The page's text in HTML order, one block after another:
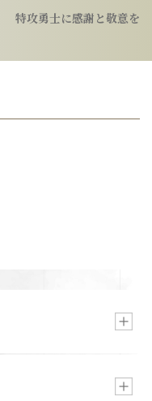
特攻勇士に感謝と敬意を